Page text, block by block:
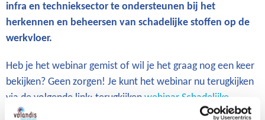
infra en technieksector te ondersteunen bij het
herkennen en beheersen van schadelijke stoffen op de
werkvloer.
Heb je het webinar gemist of wil je het graag nog een keer
bekijken? Geen zorgen! Je kunt het webinar nu terugkijken
via de volgende link: terugkijken webinar Schadelijke
Stoffen Assistent